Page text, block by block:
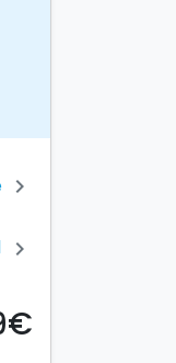
chevron_right
chevron_right